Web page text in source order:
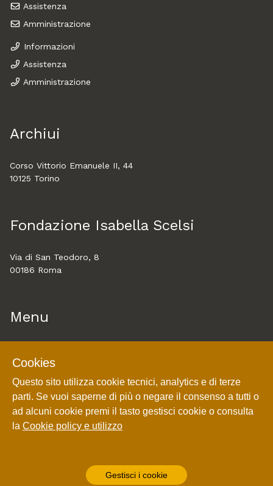
Assistenza
Amministrazione
Informazioni
Assistenza
Amministrazione
Archiui
Corso Vittorio Emanuele II, 44
10125 Torino
Fondazione Isabella Scelsi
Via di San Teodoro, 8
00186 Roma
Menu
About
Esplora
Cookie policy e utilizzo
Cookies
Questo sito utilizza cookie tecnici, analytics e di terze
parti. Se vuoi saperne di più o negare il consenso a tutti o
ad alcuni cookie premi il tasto gestisci cookie o consulta
la Cookie policy e utilizzo
Gestisci i cookie